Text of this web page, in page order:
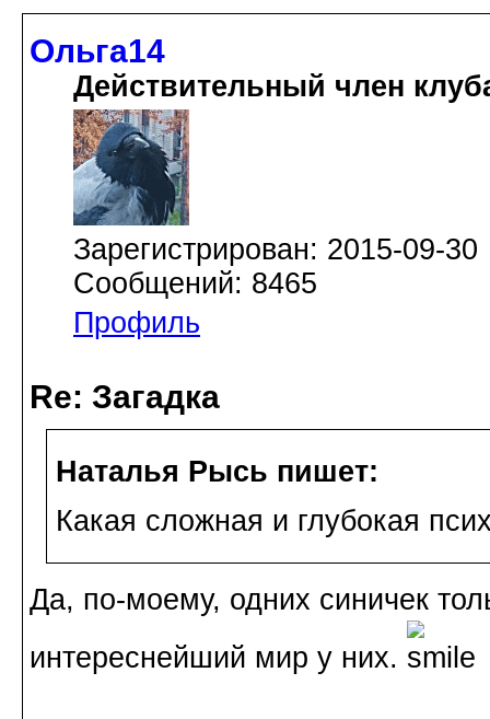
Ольга14
Действительный член
Зарегистрирован: 2015-09-30
Сообщений: 8465
Профиль
Re: Загадка
Наталья Рысь пишет:
Какая сложная и глубокая
Да, по-моему, одних синичек
интереснейший мир у них.